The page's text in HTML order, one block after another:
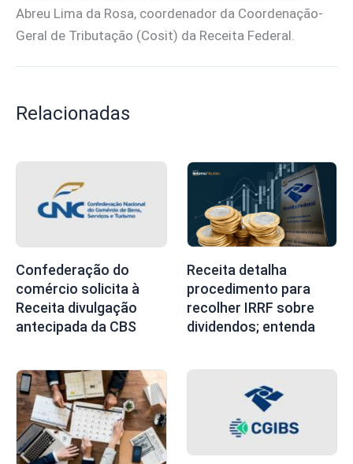
Abreu Lima da Rosa, coordenador da Coordenação-
Geral de Tributação (Cosit) da Receita Federal.
Relacionadas
Confederação do
comércio solicita à
Receita divulgação
antecipada da CBS
Receita detalha
procedimento para
recolher IRRF sobre
dividendos; entenda